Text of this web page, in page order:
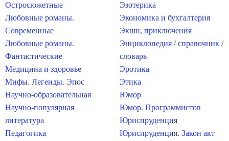
Остросюжетные
Любовные романы.
Современные
Любовные романы.
Фантастические
Медицина и здоровье
Мифы. Легенды. Эпос
Научно-образовательная
Научно-популярная
литература
Педагогика
Эзотерика
Экономика и бухгалтерия
Экшн, приключения
Энциклопедия / справочник /
словарь
Эротика
Этика
Юмор
Юмор. Программистов
Юриспруденция
Юриспруденция. Закон акт